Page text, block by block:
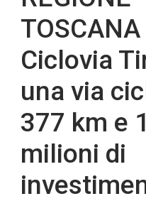
TOSCANA
Ciclovia
una via
377 km e
milioni di